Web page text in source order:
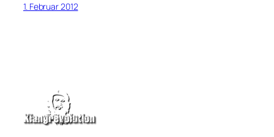
1. Februar 2012